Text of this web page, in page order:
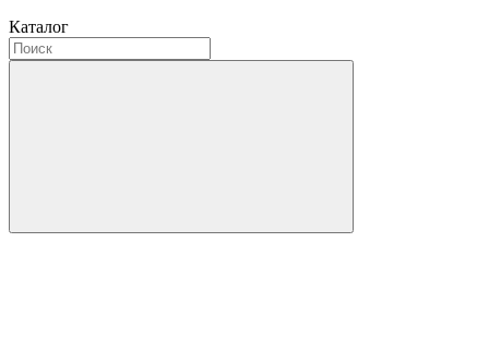
Каталог